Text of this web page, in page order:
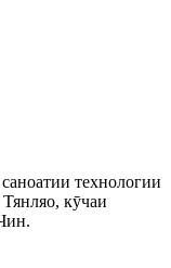
технологии
кӯчаи